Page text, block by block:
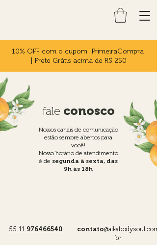
10% OFF com o cupom "PrimeiraCompra"
| Frete Grátis acima de R$ 250
fale conosco
Nossos canais de comunicação
estão sempre abertos para
você!
Nosso horário de atendimento
é de segunda à sexta, das
9h às 18h
55 11 976466540 contato@aikabodysoul.com.
br